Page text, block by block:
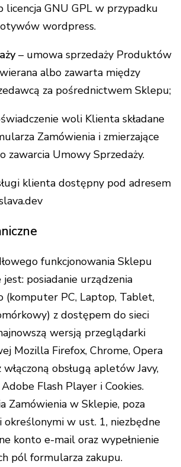
licencja GNU GPL w przypadku
wordpress.
– umowa sprzedaży Produktów
albo zawarta między
za pośrednictwem Sklepu;
woli Klienta składane
Zamówienia i zmierzające
zawarcia Umowy Sprzedaży.
klienta dostępny pod adresem
funkcjonowania Sklepu
posiadanie urządzenia
(komputer PC, Laptop, Tablet,
z dostępem do sieci
wersją przeglądarki
Mozilla Firefox, Chrome, Opera
obsługą apletów Javy,
Flash Player i Cookies.
Zamówienia w Sklepie, poza
określonymi w ust. 1, niezbędne
konto e-mail oraz wypełnienie
pól formularza zakupu.